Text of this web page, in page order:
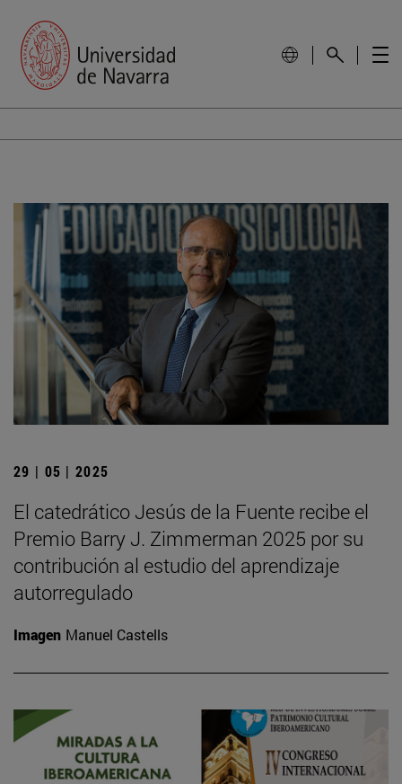
29 | 05 | 2025
El catedrático Jesús de la Fuente recibe el
Premio Barry J. Zimmerman 2025 por su
contribución al estudio del aprendizaje
autorregulado
Imagen Manuel Castells